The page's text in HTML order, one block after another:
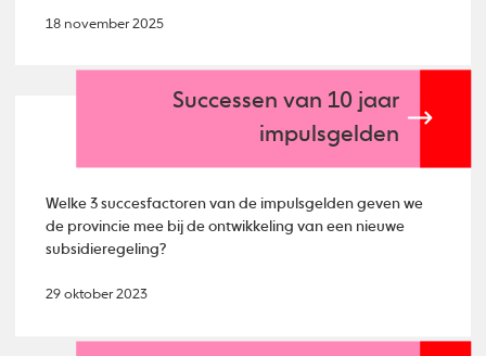
18 november 2025
Successen van 10 jaar
impulsgelden
Welke 3 succesfactoren van de impulsgelden geven we
de provincie mee bij de ontwikkeling van een nieuwe
subsidieregeling?
29 oktober 2023